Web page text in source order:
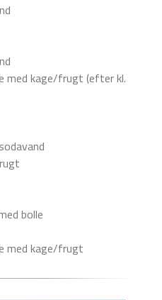
kage/frugt (efter kl.
bolle
med kage/frugt